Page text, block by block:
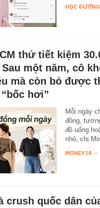
HỌC ĐƯỜNG
thử tiết kiệm
một năm, cô
mà còn bỏ được
hơi”
Mỗi ngày
đồng,
đồ uống
nhỏ, chị
MONEY.14 -
crush quốc dân